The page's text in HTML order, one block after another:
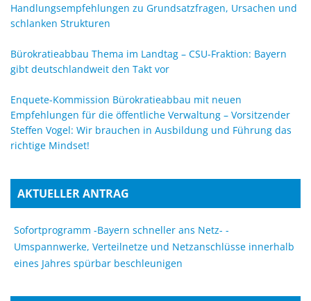
Handlungsempfehlungen zu Grundsatzfragen, Ursachen und
schlanken Strukturen
Bürokratieabbau Thema im Landtag – CSU-Fraktion: Bayern
gibt deutschlandweit den Takt vor
Enquete-Kommission Bürokratieabbau mit neuen
Empfehlungen für die öffentliche Verwaltung – Vorsitzender
Steffen Vogel: Wir brauchen in Ausbildung und Führung das
richtige Mindset!
AKTUELLER ANTRAG
Sofortprogramm -Bayern schneller ans Netz- -
Umspannwerke, Verteilnetze und Netzanschlüsse innerhalb
eines Jahres spürbar beschleunigen